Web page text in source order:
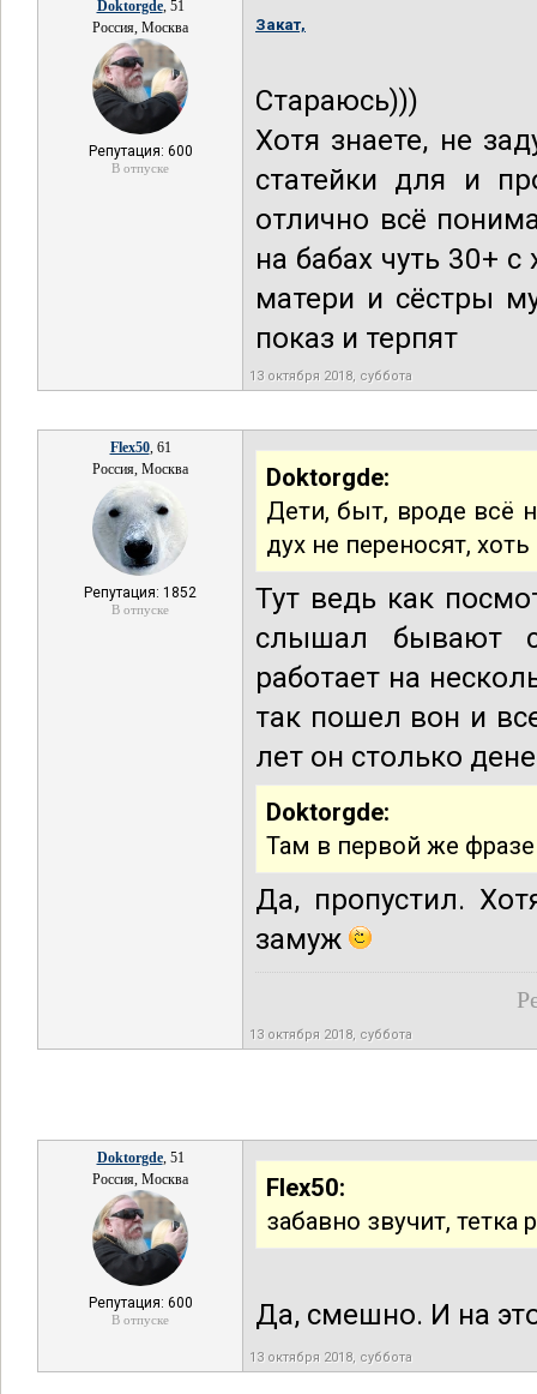
Doktorgde, 51
Россия, Москва
Репутация: 600
В отпуске
Закат,
Стараюсь)))
Хотя знаете, не
статейки для и
отлично всё
на бабах чуть 30+
матери и сёстры
показ и терпят
13 октября 2018, суббота
Flex50, 61
Россия, Москва
Репутация: 1852
В отпуске
Doktorgde:
Дети, быт, вроде всё
дух не переносят,
Тут ведь как
слышал бывают
работает на
так пошел вон и
лет он столько
Doktorgde:
Там в первой же фразе
Да, пропустил.
замуж
13 октября 2018, суббота
Doktorgde, 51
Россия, Москва
Репутация: 600
В отпуске
Flex50:
забавно звучит,
Да, смешно. И на
13 октября 2018, суббота